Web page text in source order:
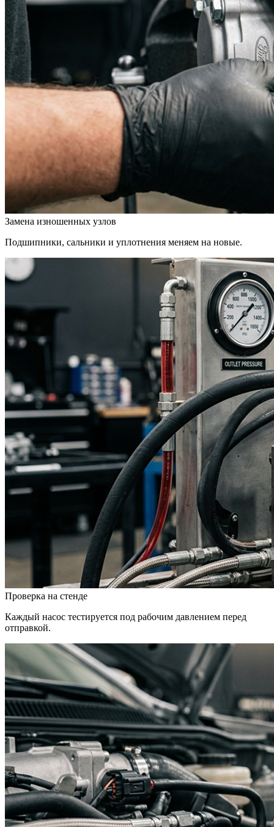
Замена изношенных узлов
Подшипники, сальники и уплотнения меняем на новые.
Проверка на стенде
Каждый насос тестируется под рабочим давлением перед
отправкой.